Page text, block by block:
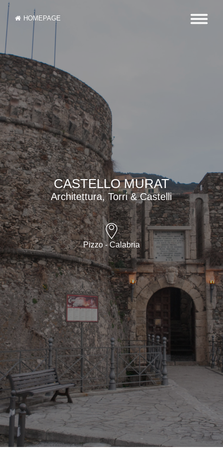
HOMEPAGE
CASTELLO MURAT
Architettura, Torri & Castelli
Pizzo - Calabria